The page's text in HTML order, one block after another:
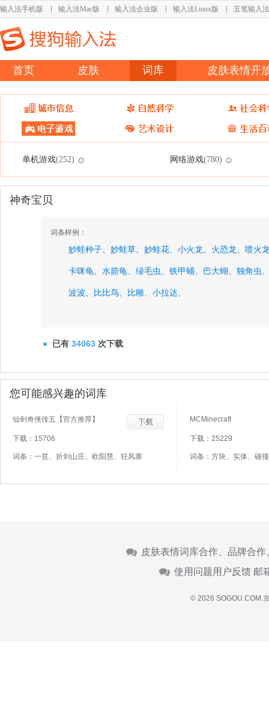
输入法手机版 输入法Mac版 输入法企业版 输入法Linux版 五笔输入法
首页 皮肤 词库 皮肤表情开
单机游戏(252) 网络游戏(780)
神奇宝贝
词条样例：
妙蛙种子、 妙蛙草、 妙蛙花、 小火龙、 火恐龙、 喷火
卡咪龟、 水箭龟、 绿毛虫、 铁甲蛹、 巴大蝴、 独角虫
波波、 比比鸟、 比雕、 小拉达、
已有 34063 次下载
您可能感兴趣的词库
仙剑奇侠传五【官方推荐】
下载：15706
词条：一贫、折剑山庄、欧阳慧、狂风寨
MCMinecraft
下载：25229
词条：方块、实体、碰
皮肤表情词库合作、品牌合
使用问题用户反馈 邮
© 2026 SOGOU.COM